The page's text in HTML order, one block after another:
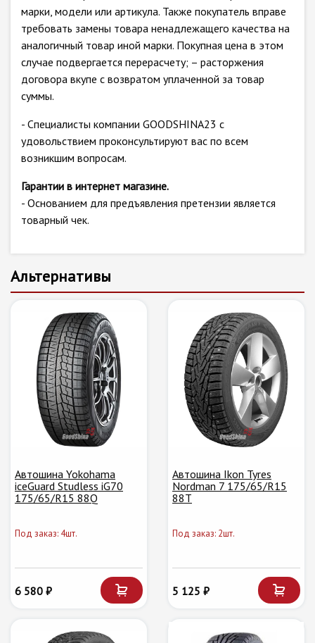
марки, модели или артикула. Также покупатель вправе
требовать замены товара ненадлежащего качества на
аналогичный товар иной марки. Покупная цена в этом
случае подвергается перерасчету; – расторжения
договора вкупе с возвратом уплаченной за товар
суммы.
- Специалисты компании GOODSHINA23 с
удовольствием проконсультируют вас по всем
возникшим вопросам.
Гарантии в интернет магазине.
- Основанием для предъявления претензии является
товарный чек.
Альтернативы
Автошина Yokohama
iceGuard Studless iG70
175/65/R15 88Q
Под заказ: 4шт.
6 580 ₽
Автошина Ikon Tyres
Nordman 7 175/65/R15
88T
Под заказ: 2шт.
5 125 ₽